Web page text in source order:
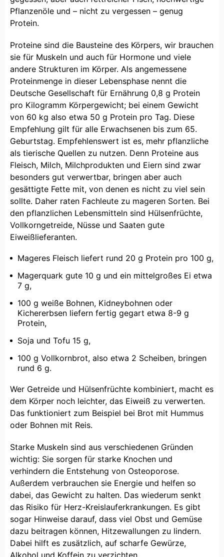
Pflanzenöle und – nicht zu vergessen – genug
Protein.
Proteine sind die Bausteine des Körpers, wir brauchen
sie für Muskeln und auch für Hormone und viele
andere Strukturen im Körper. Als angemessene
Proteinmenge in dieser Lebensphase nennt die
Deutsche Gesellschaft für Ernährung 0,8 g Protein
pro Kilogramm Körpergewicht; bei einem Gewicht
von 60 kg also etwa 50 g Protein pro Tag. Diese
Empfehlung gilt für alle Erwachsenen bis zum 65.
Geburtstag. Empfehlenswert ist es, mehr pflanzliche
als tierische Quellen zu nutzen. Denn Proteine aus
Fleisch, Milch, Milchprodukten und Eiern sind zwar
besonders gut verwertbar, bringen aber auch
gesättigte Fette mit, von denen es nicht zu viel sein
sollte. Daher raten Fachleute zu mageren Sorten. Bei
den pflanzlichen Lebensmitteln sind Hülsenfrüchte,
Vollkorngetreide, Nüsse und Saaten gute
Eiweißlieferanten.
Mageres Fleisch liefert rund 20 g Protein pro 100 g,
Magerquark gute 10 g und ein mittelgroßes Ei etwa
7 g,
100 g weiße Bohnen, Kidneybohnen oder
Kichererbsen liefern fertig gegart etwa 8-9 g
Protein,
Soja und Tofu 15 g,
100 g Vollkornbrot, also etwa 2 Scheiben, bringen
rund 6 g.
Wer Getreide und Hülsenfrüchte kombiniert, macht es
dem Körper noch leichter, das Eiweiß zu verwerten.
Das funktioniert zum Beispiel bei Brot mit Hummus
oder Bohnen mit Reis.
Starke Muskeln sind aus verschiedenen Gründen
wichtig: Sie sorgen für starke Knochen und
verhindern die Entstehung von Osteoporose.
Außerdem verbrauchen sie Energie und helfen so
dabei, das Gewicht zu halten. Das wiederum senkt
das Risiko für Herz-Kreislauferkrankungen. Es gibt
sogar Hinweise darauf, dass viel Obst und Gemüse
dazu beitragen können, Hitzewallungen zu lindern.
Dabei hilft es zusätzlich, auf scharfe Gewürze,
Alkohol und Koffein zu verzichten.